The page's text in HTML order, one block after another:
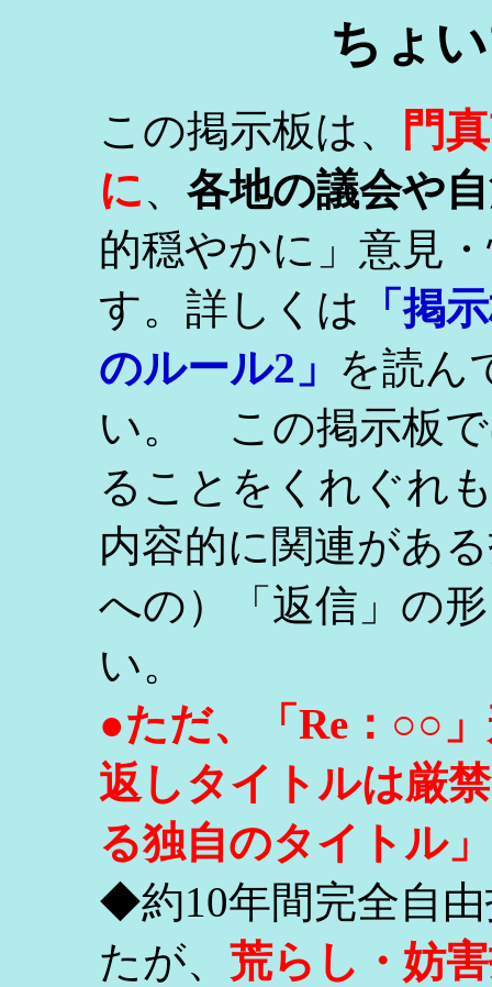
ちょ
この掲示板は、
門
に、 各地の議会や
的穏やかに」意見
す。詳しくは
「掲
のルール2」 を読ん
い。 この掲示板で
ることをくれぐれ
内容的に関連があ
への）「返信」の
い。
●ただ、「Re：○○
返しタイトルは厳
る独自のタイトル
◆約10年間完全自
たが、 荒らし・妨